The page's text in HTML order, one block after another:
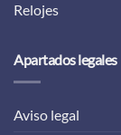
Relojes
Apartados legales
Aviso legal